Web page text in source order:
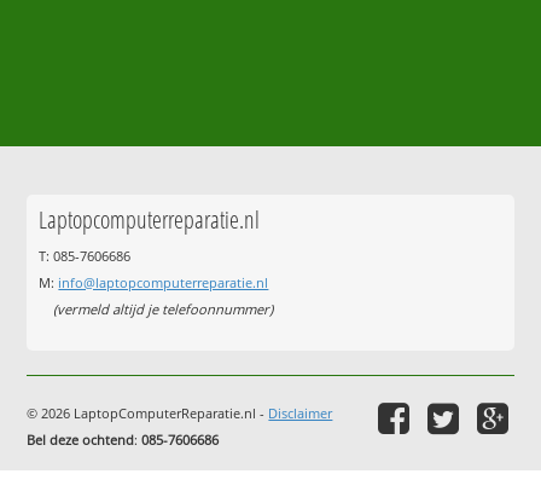
Laptopcomputerreparatie.nl
T: 085-7606686
M: info@laptopcomputerreparatie.nl
(vermeld altijd je telefoonnummer)
© 2026 LaptopComputerReparatie.nl - Disclaimer
Bel deze ochtend:085-7606686